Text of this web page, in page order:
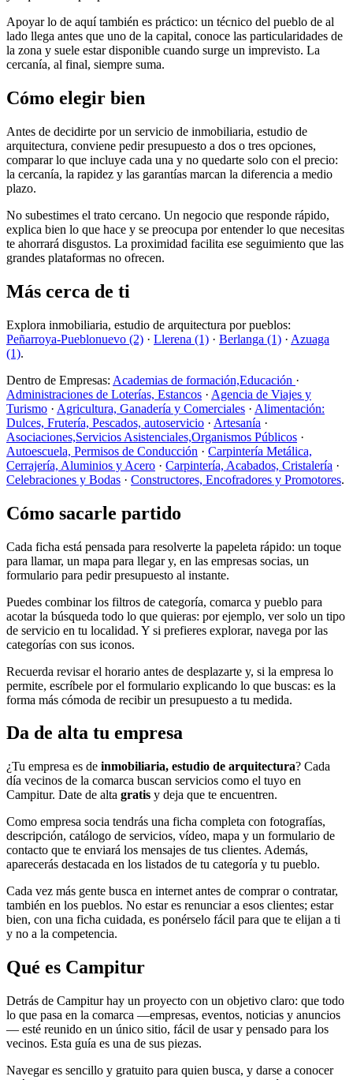
Apoyar lo de aquí también es práctico: un técnico del pueblo de al
lado llega antes que uno de la capital, conoce las particularidades de
la zona y suele estar disponible cuando surge un imprevisto. La
cercanía, al final, siempre suma.
Cómo elegir bien
Antes de decidirte por un servicio de inmobiliaria, estudio de
arquitectura, conviene pedir presupuesto a dos o tres opciones,
comparar lo que incluye cada una y no quedarte solo con el precio:
la cercanía, la rapidez y las garantías marcan la diferencia a medio
plazo.
No subestimes el trato cercano. Un negocio que responde rápido,
explica bien lo que hace y se preocupa por entender lo que necesitas
te ahorrará disgustos. La proximidad facilita ese seguimiento que las
grandes plataformas no ofrecen.
Más cerca de ti
Explora inmobiliaria, estudio de arquitectura por pueblos:
Peñarroya-Pueblonuevo (2) · Llerena (1) · Berlanga (1) · Azuaga
(1).
Dentro de Empresas: Academias de formación,Educación ·
Administraciones de Loterías, Estancos · Agencia de Viajes y
Turismo · Agricultura, Ganadería y Comerciales · Alimentación:
Dulces, Frutería, Pescados, autoservicio · Artesanía ·
Asociaciones,Servicios Asistenciales,Organismos Públicos ·
Autoescuela, Permisos de Conducción · Carpintería Metálica,
Cerrajería, Aluminios y Acero · Carpintería, Acabados, Cristalería ·
Celebraciones y Bodas · Constructores, Encofradores y Promotores.
Cómo sacarle partido
Cada ficha está pensada para resolverte la papeleta rápido: un toque
para llamar, un mapa para llegar y, en las empresas socias, un
formulario para pedir presupuesto al instante.
Puedes combinar los filtros de categoría, comarca y pueblo para
acotar la búsqueda todo lo que quieras: por ejemplo, ver solo un tipo
de servicio en tu localidad. Y si prefieres explorar, navega por las
categorías con sus iconos.
Recuerda revisar el horario antes de desplazarte y, si la empresa lo
permite, escríbele por el formulario explicando lo que buscas: es la
forma más cómoda de recibir un presupuesto a tu medida.
Da de alta tu empresa
¿Tu empresa es de inmobiliaria, estudio de arquitectura? Cada
día vecinos de la comarca buscan servicios como el tuyo en
Campitur. Date de alta gratis y deja que te encuentren.
Como empresa socia tendrás una ficha completa con fotografías,
descripción, catálogo de servicios, vídeo, mapa y un formulario de
contacto que te enviará los mensajes de tus clientes. Además,
aparecerás destacada en los listados de tu categoría y tu pueblo.
Cada vez más gente busca en internet antes de comprar o contratar,
también en los pueblos. No estar es renunciar a esos clientes; estar
bien, con una ficha cuidada, es ponérselo fácil para que te elijan a ti
y no a la competencia.
Qué es Campitur
Detrás de Campitur hay un proyecto con un objetivo claro: que todo
lo que pasa en la comarca —empresas, eventos, noticias y anuncios
— esté reunido en un único sitio, fácil de usar y pensado para los
vecinos. Esta guía es una de sus piezas.
Navegar es sencillo y gratuito para quien busca, y darse a conocer